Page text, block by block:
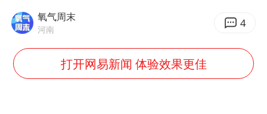
你常吃的兰州拉面要改名了
小伙靠AI减肥 45天瘦40斤进了ICU
氧气周末
河南 4
打开网易新闻 体验效果更佳